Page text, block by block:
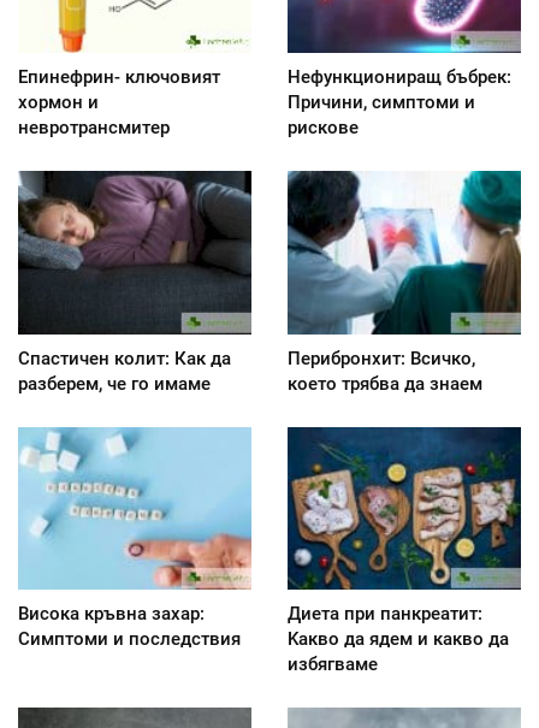
Епинефрин- ключовият
хормон и
невротрансмитер
Нефункциониращ бъбрек:
Причини, симптоми и
рискове
Спастичен колит: Как да
разберем, че го имаме
Перибронхит: Всичко,
което трябва да знаем
Висока кръвна захар:
Симптоми и последствия
Диета при панкреатит:
Kакво да ядем и какво да
избягваме